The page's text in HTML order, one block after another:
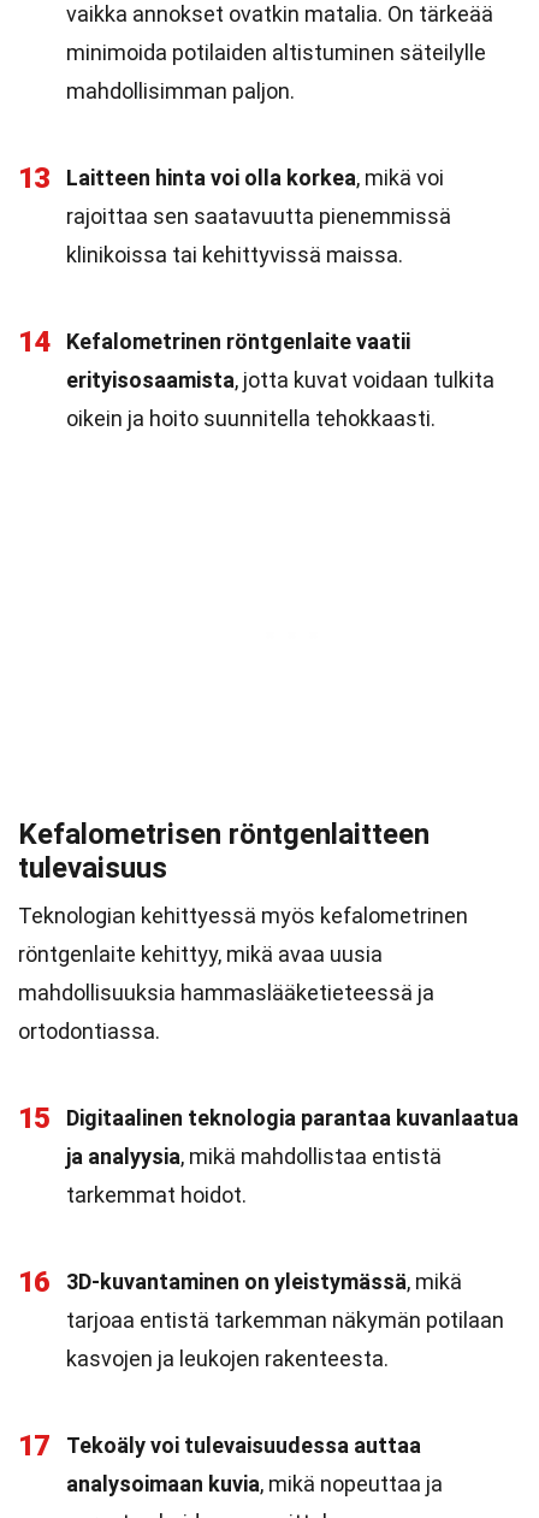
vaikka annokset ovatkin matalia. On tärkeää
minimoida potilaiden altistuminen säteilylle
mahdollisimman paljon.
13 Laitteen hinta voi olla korkea, mikä voi
rajoittaa sen saatavuutta pienemmissä
klinikoissa tai kehittyvissä maissa.
14
Kefalometrinen röntgenlaite vaatii
erityisosaamista, jotta kuvat voidaan tulkita
oikein ja hoito suunnitella tehokkaasti.
Kefalometrisen röntgenlaitteen
tulevaisuus
Teknologian kehittyessä myös kefalometrinen
röntgenlaite kehittyy, mikä avaa uusia
mahdollisuuksia hammaslääketieteessä ja
ortodontiassa.
15
Digitaalinen teknologia parantaa kuvanlaatua
ja analyysia, mikä mahdollistaa entistä
tarkemmat hoidot.
16 3D-kuvantaminen on yleistymässä, mikä
tarjoaa entistä tarkemman näkymän potilaan
kasvojen ja leukojen rakenteesta.
17
Tekoäly voi tulevaisuudessa auttaa
analysoimaan kuvia, mikä nopeuttaa ja